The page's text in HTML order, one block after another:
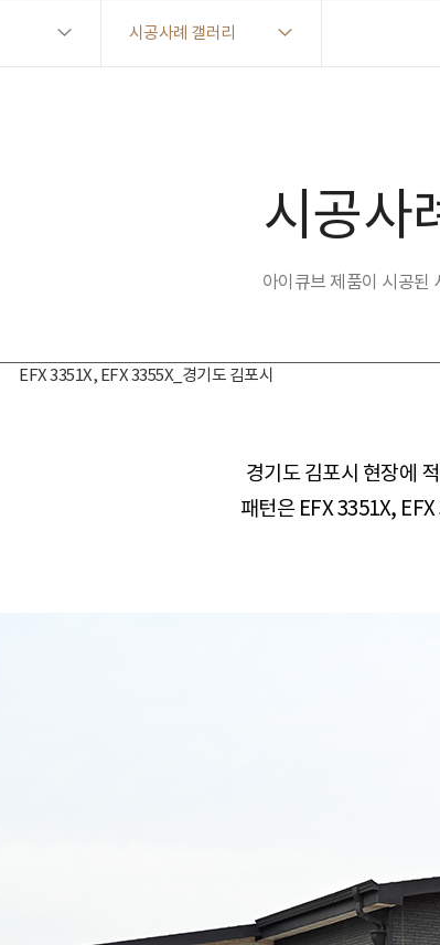
시공사례 갤러리
시공사
아이큐브 제품이 시공된
EFX 3351X, EFX 3355X_경기도 김포시
경기도 김포시 현장​​에
패턴은 EFX 3351X,